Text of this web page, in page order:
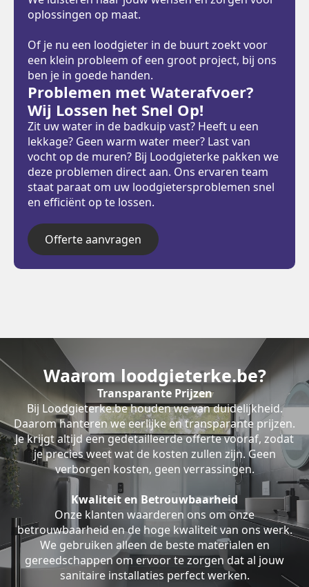
oplossingen op maat.
Of je nu een loodgieter in de buurt zoekt voor
een klein probleem of een groot project, bij ons
ben je in goede handen.
Problemen met Waterafvoer?
Wij Lossen het Snel Op!
Zit uw water in de badkuip vast? Heeft u een
lekkage? Geen warm water meer? Last van
vocht op de muren? Bij Loodgieterke pakken we
deze problemen direct aan. Ons ervaren team
staat paraat om uw loodgietersproblemen snel
en efficiënt op te lossen.
Offerte aanvragen
Waarom loodgieterke.be?
Transparante Prijzen
Bij Loodgieterke.be houden we van duidelijkheid.
Daarom hanteren we eerlijke en transparante prijzen.
Je krijgt altijd een gedetailleerde offerte vooraf, zodat
je precies weet wat de kosten zullen zijn. Geen
verborgen kosten, geen verrassingen.
Kwaliteit en Betrouwbaarheid
Onze klanten waarderen ons om onze
betrouwbaarheid en de hoge kwaliteit van ons werk.
We gebruiken alleen de beste materialen en
gereedschappen om ervoor te zorgen dat al jouw
sanitaire installaties perfect werken.